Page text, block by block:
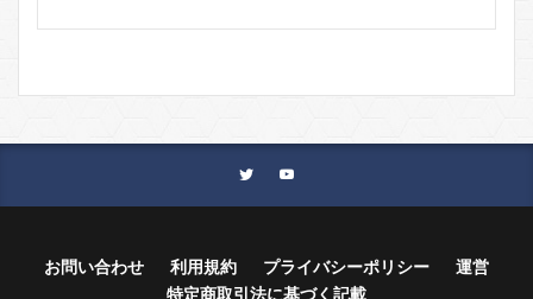
お問い合わせ 利用規約 プライバシーポリシー
運営
特定商取引法に基づく記載